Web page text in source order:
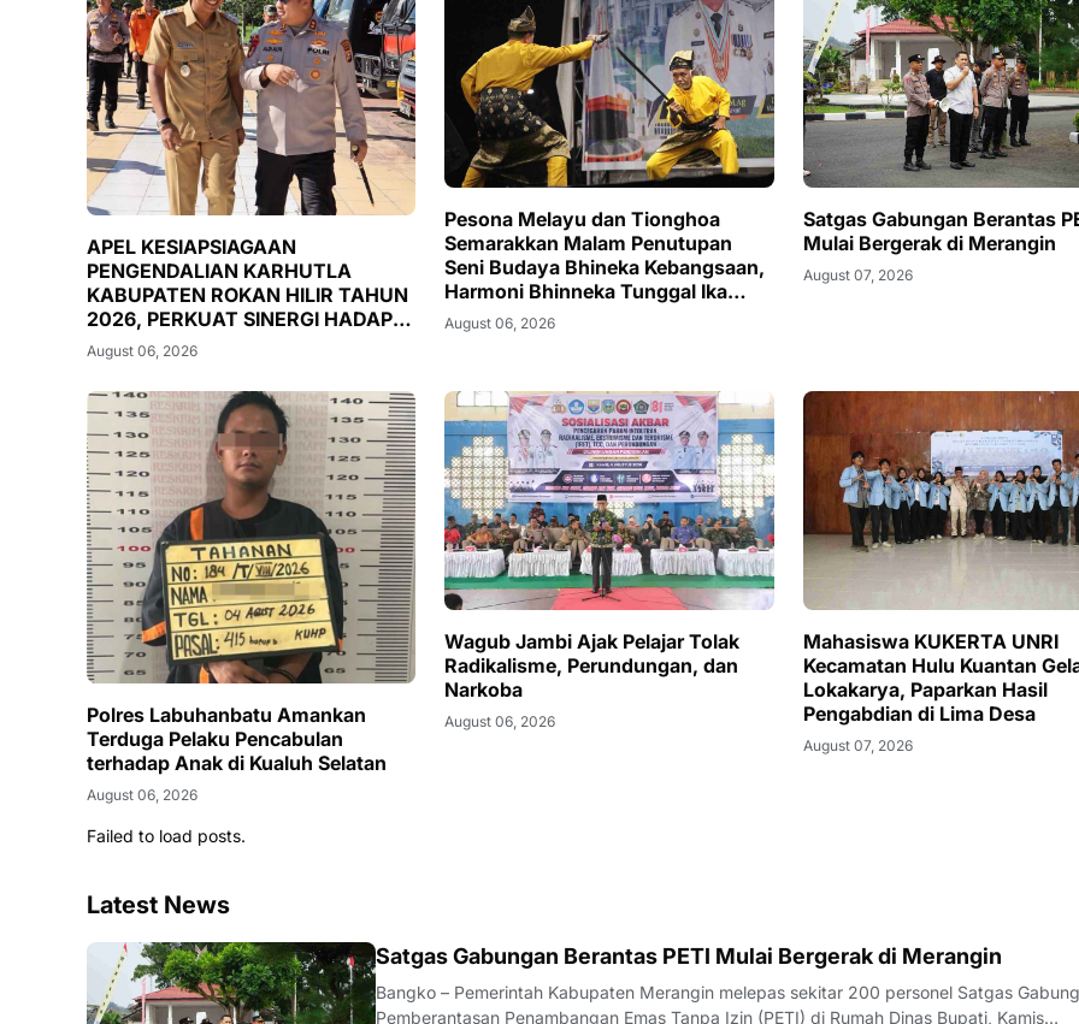
APEL KESIAPSIAGAAN
PENGENDALIAN KARHUTLA
KABUPATEN ROKAN HILIR TAHUN
2026, PERKUAT SINERGI HADAPI
MUSIM KEMARAU DAN POTENSI
EL NINO
August 06, 2026
Pesona Melayu dan Tionghoa
Semarakkan Malam Penutupan
Seni Budaya Bhineka Kebangsaan,
Harmoni Bhinneka Tunggal Ika
Terpatri di Tanjab Barat
August 06, 2026
Satgas Gabungan Berantas
Mulai Bergerak di Merangin
August 07, 2026
Polres Labuhanbatu Amankan
Terduga Pelaku Pencabulan
terhadap Anak di Kualuh Selatan
August 06, 2026
Wagub Jambi Ajak Pelajar Tolak
Radikalisme, Perundungan, dan
Narkoba
August 06, 2026
Mahasiswa KUKERTA UNRI
Kecamatan Hulu Kuantan
Lokakarya, Paparkan Hasil
Pengabdian di Lima Desa
August 07, 2026
Failed to load posts.
Latest News
BANGKO Satgas Gabungan Berantas PETI Mulai Bergerak di Merangin
Bangko – Pemerintah Kabupaten Merangin melepas sekitar 200 personel Satgas
Pemberantasan Penambangan Emas Tanpa Izin (PETI) di Rumah Dinas Bupati, Kamis